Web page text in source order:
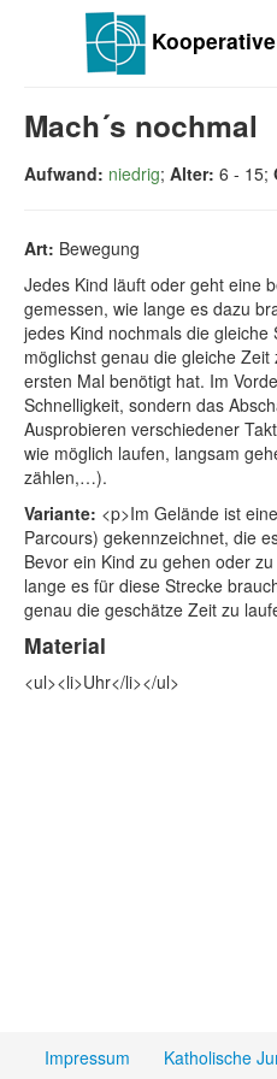
Mach´s nochmal
Aufwand: niedrig; Alter: 6 - 15;
Art: Bewegung
Jedes Kind läuft oder geht eine
gemessen, wie lange es dazu
jedes Kind nochmals die gleiche
möglichst genau die gleiche
ersten Mal benötigt hat. Im
Schnelligkeit, sondern das
Ausprobieren verschiedener
wie möglich laufen, langsam
zählen,…).
Variante: <p>Im Gelände ist
Parcours) gekennzeichnet, die
Bevor ein Kind zu gehen oder
lange es für diese Strecke
genau die geschätze Zeit zu
Material
<ul><li>Uhr</li></ul>
Impressum Katholische